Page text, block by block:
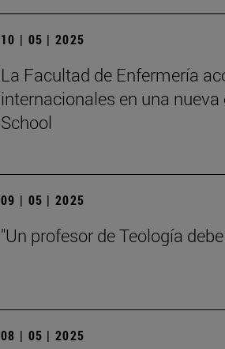
10 | 05 | 2025
La Facultad de Enfermería
internacionales en una
School
09 | 05 | 2025
"Un profesor de Teología
08 | 05 | 2025